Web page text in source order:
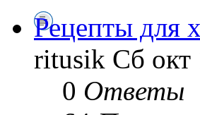
Рецепты для
ritusik Сб окт
0 Ответы